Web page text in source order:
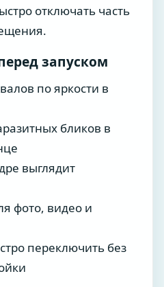
отключать часть
запуском
по яркости в
бликов в
выглядит
фото, видео и
переключить без